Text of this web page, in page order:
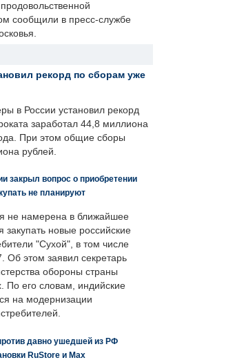
сообщили в пресс-службе
рекорд по сборам уже
в России установил рекорд
заработал 44,8 миллиона
При этом общие сборы
рублей.
закрыл вопрос о приобретении
не планируют
не намерена в ближайшее
закупать новые российские
"Сухой", в том числе
Об этом заявил секретарь
обороны страны
По его словам, индийские
на модернизации
давно ушедшей из РФ
RuStore и Max